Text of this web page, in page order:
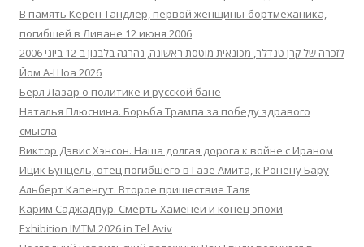
В память Керен Тандлер, первой женщины-бортмеханика,
погибшей в Ливане 12 июня 2006
לזכרה של קרן טנדלר, מכונאית מוטסת ראשונה, נהרגה בלבנון ב-12 ביוני 2006
Йом А-Шоа 2026
Берл Лазар о политике и русской бане
Наталья Плюснина. Борьба Трампа за победу здравого
смысла
Виктор Дэвис Хэнсон. Наша долгая дорога к войне с Ираном
Ицик Бунцель, отец погибшего в Газе Амита, к Ронену Бару
Альберт Капенгут. Второе пришествие Таля
Карим Саджадпур. Смерть Хаменеи и конец эпохи
Exhibition IMTM 2026 in Tel Aviv